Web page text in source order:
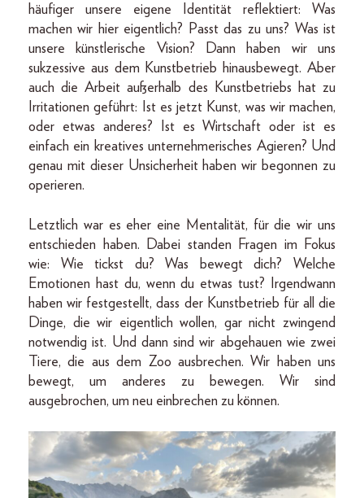
häufiger unsere eigene Identität reflektiert: Was
machen wir hier eigentlich? Passt das zu uns? Was ist
unsere künstlerische Vision? Dann haben wir uns
sukzessive aus dem Kunstbetrieb hinausbewegt. Aber
auch die Arbeit außerhalb des Kunstbetriebs hat zu
Irritationen geführt: Ist es jetzt Kunst, was wir machen,
oder etwas anderes? Ist es Wirtschaft oder ist es
einfach ein kreatives unternehmerisches Agieren? Und
genau mit dieser Unsicherheit haben wir begonnen zu
operieren.
Letztlich war es eher eine Mentalität, für die wir uns
entschieden haben. Dabei standen Fragen im Fokus
wie: Wie tickst du? Was bewegt dich? Welche
Emotionen hast du, wenn du etwas tust? Irgendwann
haben wir festgestellt, dass der Kunstbetrieb für all die
Dinge, die wir eigentlich wollen, gar nicht zwingend
notwendig ist. Und dann sind wir abgehauen wie zwei
Tiere, die aus dem Zoo ausbrechen. Wir haben uns
bewegt, um anderes zu bewegen. Wir sind
ausgebrochen, um neu einbrechen zu können.